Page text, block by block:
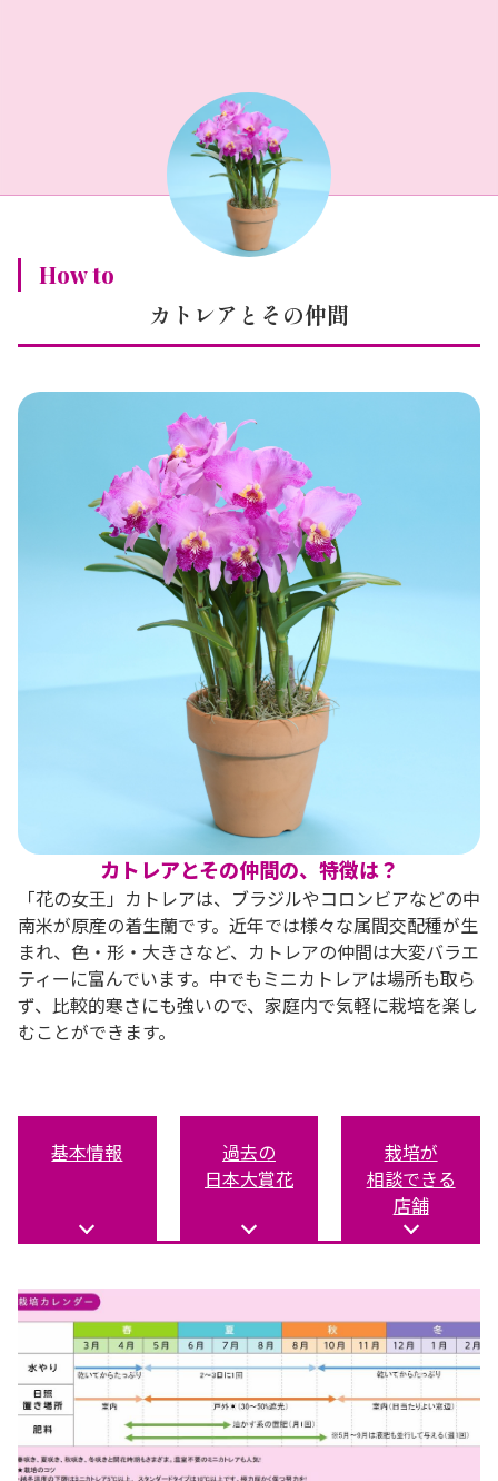
How to
カトレアとその仲間
カトレアとその仲間の、特徴は？
「花の女王」カトレアは、ブラジルやコロンビアなどの中
南米が原産の着生蘭です。近年では様々な属間交配種が生
まれ、色・形・大きさなど、カトレアの仲間は大変バラエ
ティーに富んでいます。中でもミニカトレアは場所も取ら
ず、比較的寒さにも強いので、家庭内で気軽に栽培を楽し
むことができます。
基本情報
過去の
日本大賞花
栽培が
相談できる
店舗